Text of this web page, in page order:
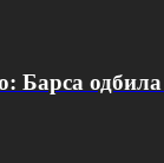
Барса